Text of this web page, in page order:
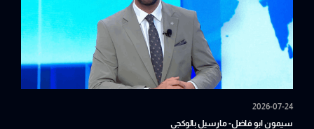
2026-07-24
سيمون ابو فاضل- مارسيل بالوكجي